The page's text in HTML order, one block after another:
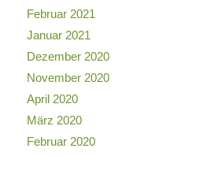
Februar 2021
Januar 2021
Dezember 2020
November 2020
April 2020
März 2020
Februar 2020